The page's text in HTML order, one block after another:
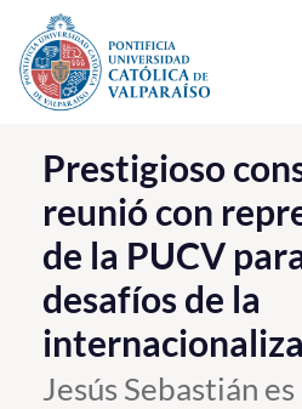
Click acá para ir directamente al
La Universidad
Investigación, Creación e
PUCV Internacional
Vinculación con el Medio
Admisión
Prestigioso
reunió con
de la PUCV
desafíos de la
Jesús Sebastián